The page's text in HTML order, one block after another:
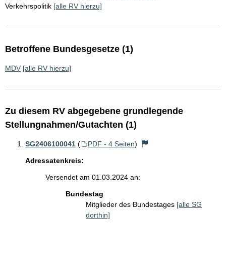
Verkehrspolitik [alle RV hierzu]
Betroffene Bundesgesetze (1)
MDV [alle RV hierzu]
Zu diesem RV abgegebene grundlegende
Stellungnahmen/Gutachten (1)
SG2406100041 ( PDF - 4 Seiten)
Adressatenkreis:
Versendet am 01.03.2024 an:
Bundestag
Mitglieder des Bundestages [alle SG
dorthin]